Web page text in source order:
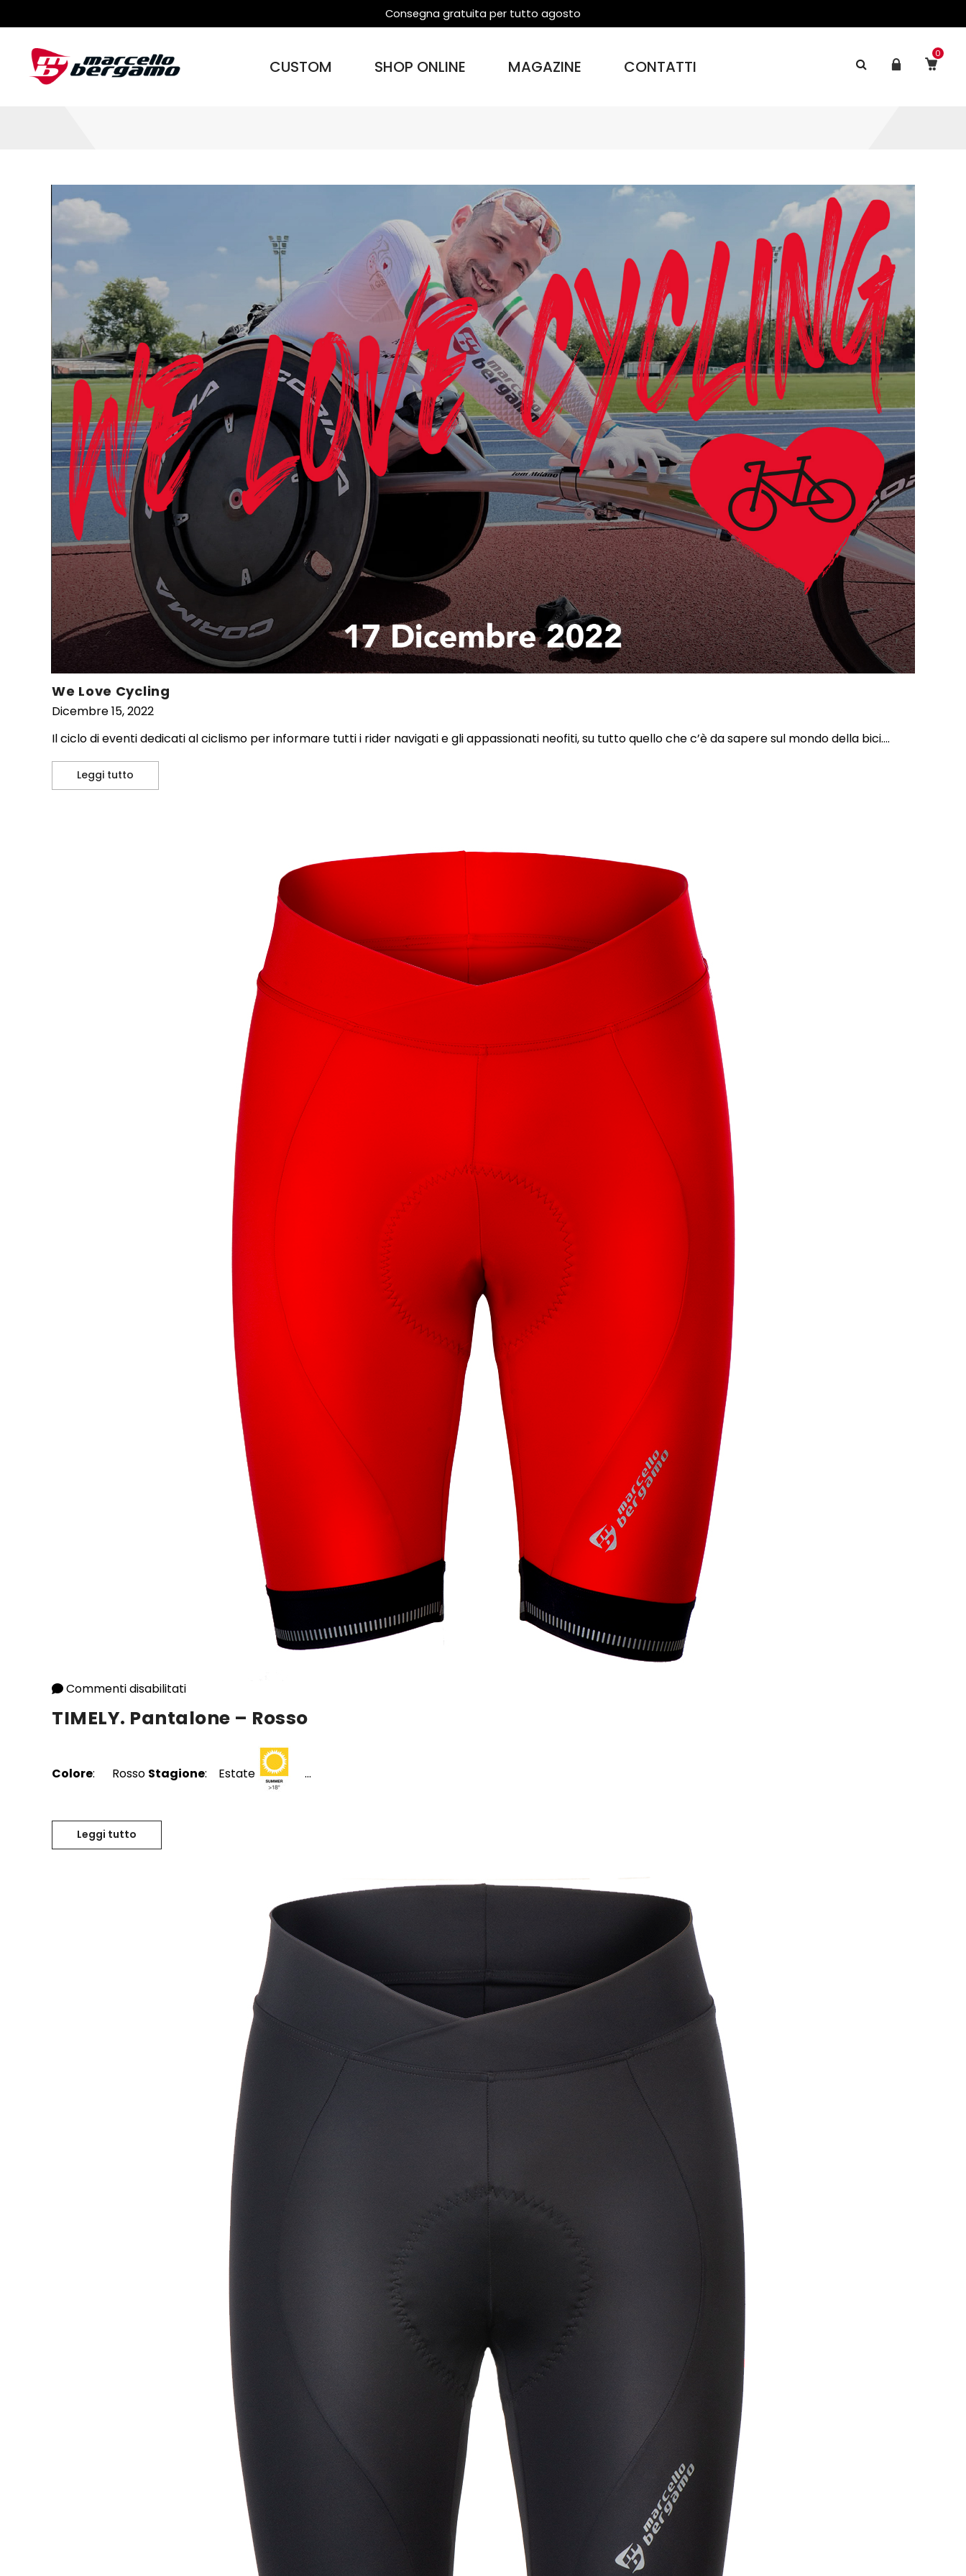
Consegna gratuita per tutto agosto
CUSTOM SHOP ONLINE MAGAZINE CONTATTI
0
We Love Cycling
Dicembre 15, 2022
Il ciclo di eventi dedicati al ciclismo per informare tutti i rider navigati e gli appassionati neofiti, su tutto quello che c’è da sapere sul mondo della bici....
Leggi tutto
Commenti disabilitati
TIMELY. Pantalone – Rosso
Colore: Rosso Stagione: Estate ...
Leggi tutto